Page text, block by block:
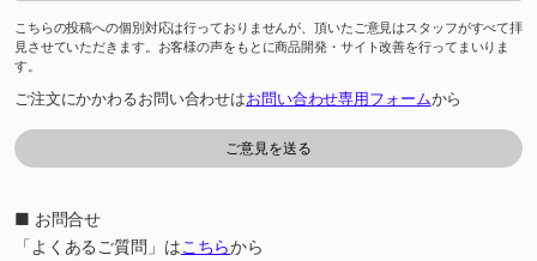
こちらの投稿への個別対応は行っておりませんが、頂いたご意見はスタッフがすべて拝
見させていただきます。お客様の声をもとに商品開発・サイト改善を行ってまいりま
す。
ご注文にかかわるお問い合わせはお問い合わせ専用フォームから
■ お問合せ
「よくあるご質問」はこちらから